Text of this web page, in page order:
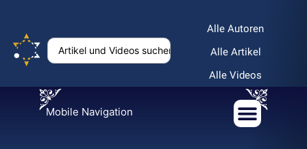
Alle Autoren
Alle Artikel
Alle Videos
Mobile Navigation